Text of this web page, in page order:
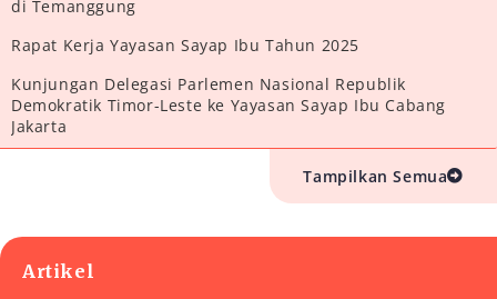
di Temanggung
Rapat Kerja Yayasan Sayap Ibu Tahun 2025
Kunjungan Delegasi Parlemen Nasional Republik
Demokratik Timor-Leste ke Yayasan Sayap Ibu Cabang
Jakarta
Tampilkan Semua
Artikel